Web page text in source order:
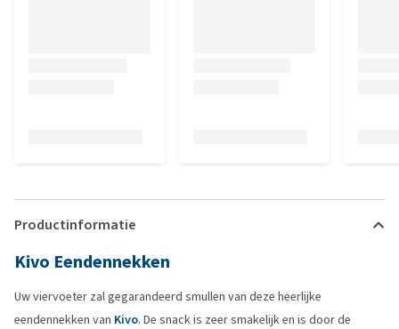
Productinformatie
Kivo Eendennekken
Uw viervoeter zal gegarandeerd smullen van deze heerlijke
eendennekken van Kivo. De snack is zeer smakelijk en is door de